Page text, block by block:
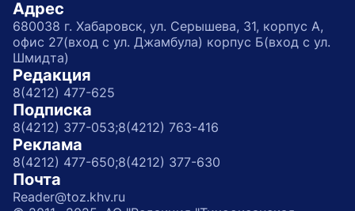
Адрес
680038 г. Хабаровск, ул. Серышева, 31, корпус А,
офис 27(вход с ул. Джамбула) корпус Б(вход с ул.
Шмидта)
Редакция
8(4212) 477-625
Подписка
8(4212) 377-053;8(4212) 763-416
Реклама
8(4212) 477-650;8(4212) 377-630
Почта
Reader@toz.khv.ru